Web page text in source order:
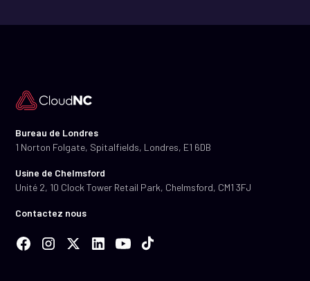
Bureau de Londres
1 Norton Folgate, Spitalfields, Londres, E1 6DB
Usine de Chelmsford
Unité 2, 10 Clock Tower Retail Park, Chelmsford, CM1 3FJ
Contactez nous